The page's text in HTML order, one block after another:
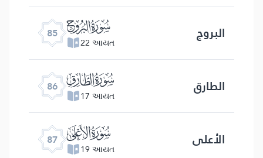
85 ﰂ
22 આયત البروج
86 ﰃ
17 આયત الطارق
87 ﰄ
19 આયત الأعلى